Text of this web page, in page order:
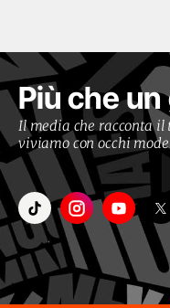
Più che
Il media che racconta il
viviamo con occhi